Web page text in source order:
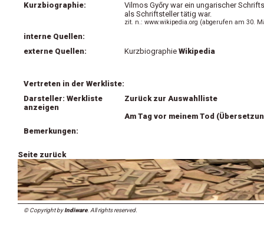
Kurzbiographie:
Vilmos Győry war ein ungarischer
als Schriftsteller tätig war.
zit. n.: www.wikipedia.org (abgerufen am 30.
interne Quellen:
externe Quellen:
Kurzbiographie Wikipedia
Vertreten in der Werkliste:
Darsteller: Werkliste
anzeigen
Zurück zur Auswahlliste
Am Tag vor meinem Tod
Bemerkungen:
Seite zurück
© Copyright byIndiware. All rights reserved.